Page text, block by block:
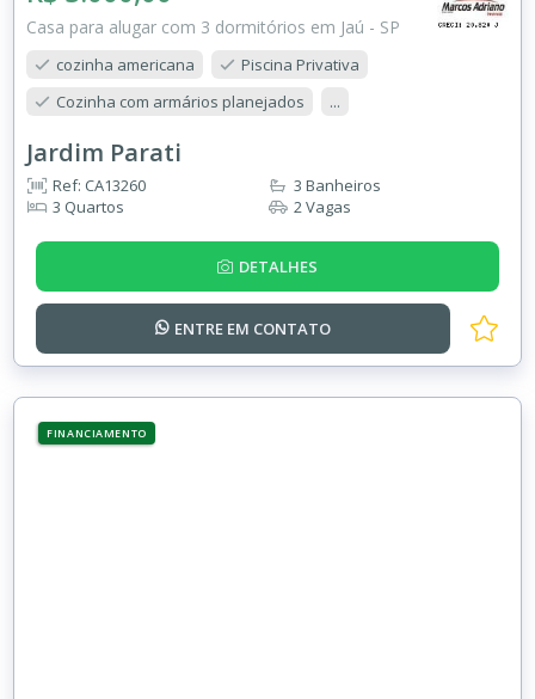
Casa para alugar com 3 dormitórios em Jaú - SP
cozinha americana
Piscina Privativa
Cozinha com armários planejados
...
Jardim Parati
Ref: CA13260
3 Quartos
3 Banheiros
2 Vagas
DETALHES
ENTRE EM CONTATO
FINANCIAMENTO